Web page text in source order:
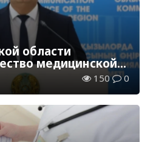
области
медицинской
150 0